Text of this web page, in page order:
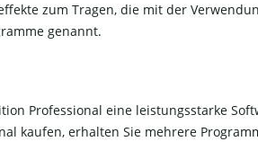
zum Tragen, die mit der
genannt.
Professional eine leistungsstarke
kaufen, erhalten Sie mehrere